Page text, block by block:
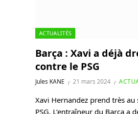
ACTUALITÉS
Barça : Xavi a déjà
contre le PSG
Jules KANE 21 mars 2024
Xavi Hernandez prend très au
PSG. L’entraîneur du Barça a